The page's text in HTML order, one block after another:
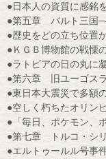
●日本人の資質に感銘
●第五章 バルト三国
●歴史をどの立ち位置
●ＫＧＢ博物館の戦慄
●ラトビアの日の丸に
●第六章 旧ユーゴス
●東日本大震災で多額
●空しく朽ちたオリン
●「毎日、ポケモン、
●第七章 トルコ・シ
●エルトゥールル号事